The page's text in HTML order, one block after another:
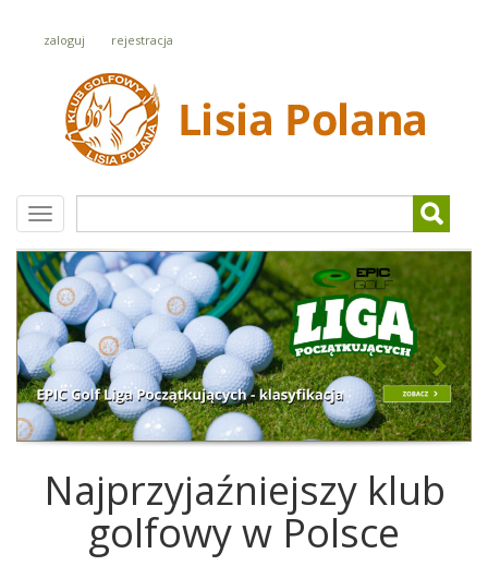
zaloguj rejestracja
Najprzyjaźniejszy klub
golfowy w Polsce